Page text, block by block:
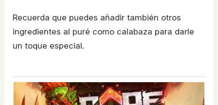
Recuerda que puedes añadir también otros
ingredientes al puré como calabaza para darle
un toque especial.